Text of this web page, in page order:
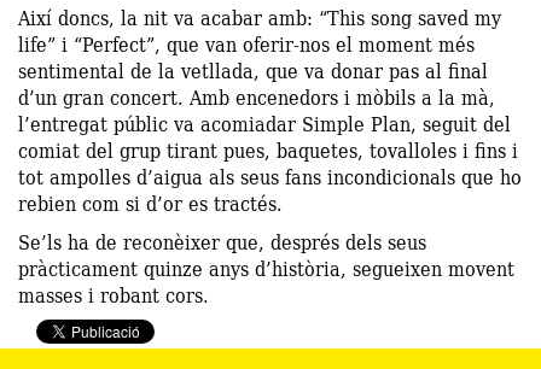
Així doncs, la nit va acabar amb: “This song saved my
life” i “Perfect”, que van oferir-nos el moment més
sentimental de la vetllada, que va donar pas al final
d’un gran concert. Amb encenedors i mòbils a la mà,
l’entregat públic va acomiadar Simple Plan, seguit del
comiat del grup tirant pues, baquetes, tovalloles i fins i
tot ampolles d’aigua als seus fans incondicionals que ho
rebien com si d’or es tractés.
Se’ls ha de reconèixer que, després dels seus
pràcticament quinze anys d’història, segueixen movent
masses i robant cors.